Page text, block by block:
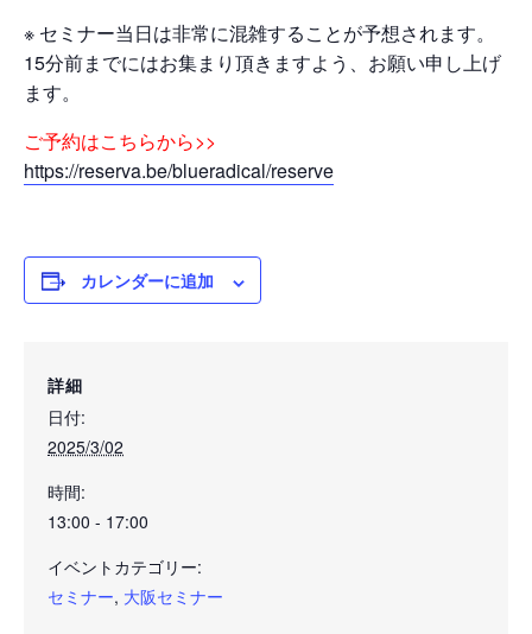
※ セミナー当日は非常に混雑することが予想されます。
15分前までにはお集まり頂きますよう、お願い申し上げ
ます。
ご予約はこちらから>>
https://reserva.be/blueradical/reserve
カレンダーに追加
詳細
日付:
2025/3/02
時間:
13:00 - 17:00
イベントカテゴリー:
セミナー, 大阪セミナー